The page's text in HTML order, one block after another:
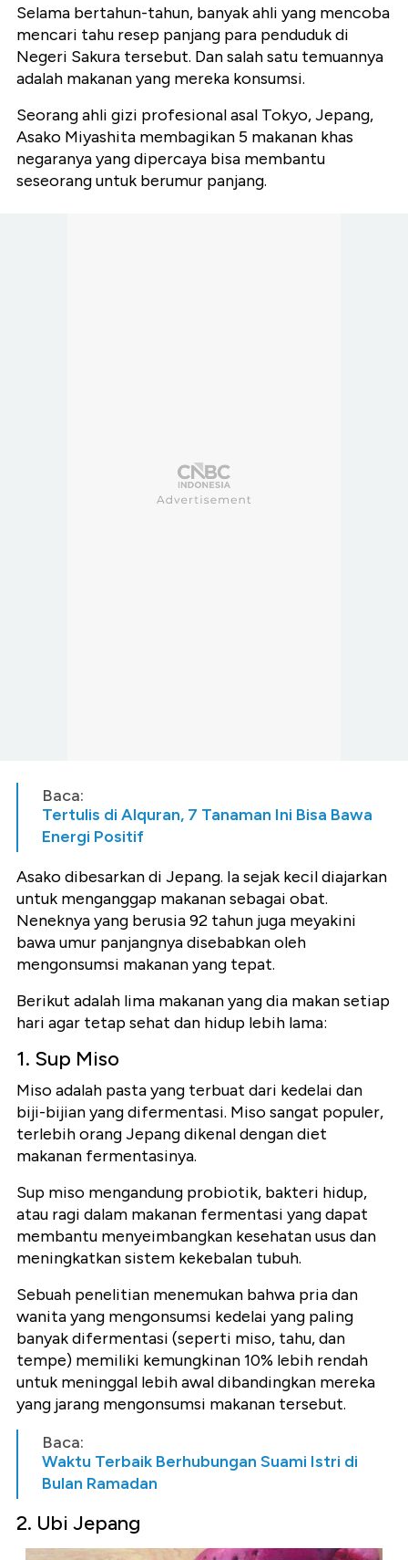
Selama bertahun-tahun, banyak ahli yang mencoba
mencari tahu resep panjang para penduduk di
Negeri Sakura tersebut. Dan salah satu temuannya
adalah makanan yang mereka konsumsi.
Seorang ahli gizi profesional asal Tokyo, Jepang,
Asako Miyashita membagikan 5 makanan khas
negaranya yang dipercaya bisa membantu
seseorang untuk berumur panjang.
Baca:
Tertulis di Alquran, 7 Tanaman Ini Bisa Bawa
Energi Positif
Asako dibesarkan di Jepang. Ia sejak kecil diajarkan
untuk menganggap makanan sebagai obat.
Neneknya yang berusia 92 tahun juga meyakini
bawa umur panjangnya disebabkan oleh
mengonsumsi makanan yang tepat.
Berikut adalah lima makanan yang dia makan setiap
hari agar tetap sehat dan hidup lebih lama:
1. Sup Miso
Miso adalah pasta yang terbuat dari kedelai dan
biji-bijian yang difermentasi. Miso sangat populer,
terlebih orang Jepang dikenal dengan diet
makanan fermentasinya.
Sup miso mengandung probiotik, bakteri hidup,
atau ragi dalam makanan fermentasi yang dapat
membantu menyeimbangkan kesehatan usus dan
meningkatkan sistem kekebalan tubuh.
Sebuah penelitian menemukan bahwa pria dan
wanita yang mengonsumsi kedelai yang paling
banyak difermentasi (seperti miso, tahu, dan
tempe) memiliki kemungkinan 10% lebih rendah
untuk meninggal lebih awal dibandingkan mereka
yang jarang mengonsumsi makanan tersebut.
Baca:
Waktu Terbaik Berhubungan Suami Istri di
Bulan Ramadan
2. Ubi Jepang